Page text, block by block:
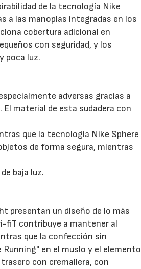
de la tecnología Nike
a las manoplas integradas en los
cobertura adicional en
con seguridad, y los
poca luz.
adversas gracias a
material de esta sudadera con
que la tecnología Nike Sphere
de forma segura, mientras
baja luz.
presentan un diseño de lo más
fiT contribuye a mantener al
que la confección sin
en el muslo y el elemento
con cremallera, con